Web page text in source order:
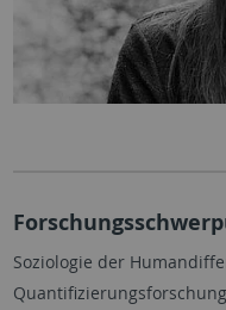
Soziologie der